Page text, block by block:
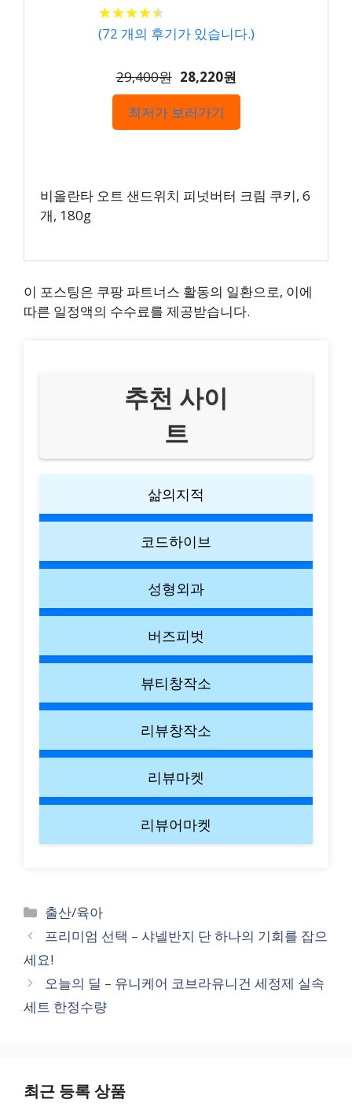
★★★★★
★★★★★
(72 개의 후기가 있습니다.)
29,400원 28,220원
최저가 보러가기
비올란타 오트 샌드위치 피넛버터 크림 쿠키, 6
개, 180g
이 포스팅은 쿠팡 파트너스 활동의 일환으로, 이에
따른 일정액의 수수료를 제공받습니다.
추천 사이
트
삶의지적
코드하이브
성형외과
버즈피벗
뷰티창작소
리뷰창작소
리뷰마켓
리뷰어마켓
Categories
출산/육아
프리미엄 선택 – 샤넬반지 단 하나의 기회를 잡으
세요!
오늘의 딜 – 유니케어 코브라유니건 세정제 실속
세트 한정수량
최근 등록 상품